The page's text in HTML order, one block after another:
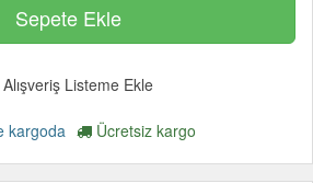
Listeme Ekle
kargoda Ücretsiz kargo